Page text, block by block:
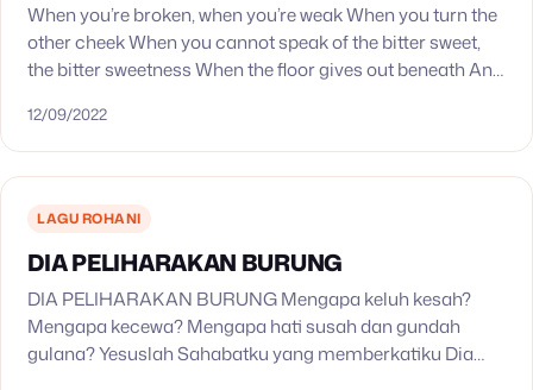
When you’re broken, when you’re weak When you turn the
other cheek When you cannot speak of the bitter sweet,
the bitter sweetness When the floor gives out beneath And
12/09/2022
LAGU ROHANI
DIA PELIHARAKAN BURUNG
DIA PELIHARAKAN BURUNG Mengapa keluh kesah?
Mengapa kecewa? Mengapa hati susah dan gundah
gulana? Yesuslah Sahabatku yang memberkatiku Dia